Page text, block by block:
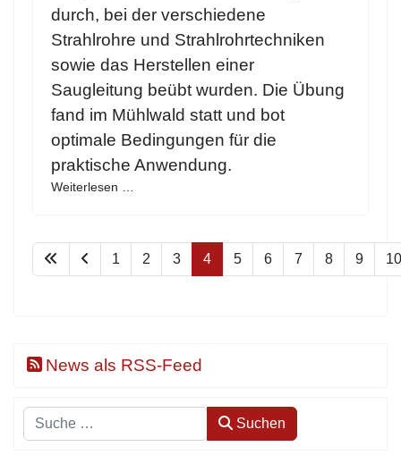
durch, bei der verschiedene
Strahlrohre und Strahlrohrtechniken
sowie das Herstellen einer
Saugleitung beübt wurden. Die Übung
fand im Mühlwald statt und bot
optimale Bedingungen für die
praktische Anwendung.
Weiterlesen …
1 2 3 4 5 6 7 8 9 10
News als RSS-Feed
Suchen Suchen